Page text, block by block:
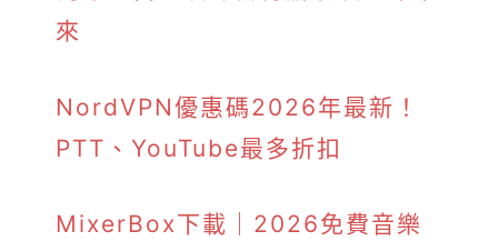
來
NordVPN優惠碼2026年最新！
PTT、YouTube最多折扣
MixerBox下載｜2026免費音樂